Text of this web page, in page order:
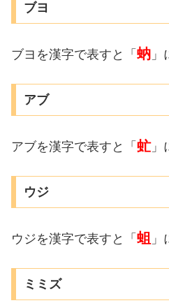
ブヨ
ブヨを漢字で表すと「 蚋 」
アブ
アブを漢字で表すと「 虻」
ウジ
ウジを漢字で表すと「 蛆 」
ミミズ